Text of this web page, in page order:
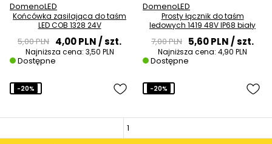
DomenoLED
Końcówka zasilająca do taśm
LED COB 1328 24V
5,00 PLN 4,00 PLN/ szt.
Najniższa cena: 3,50 PLN
Dostępne
DomenoLED
Prosty łącznik do taśm
ledowych 1419 48V IP68 biały
7,00 PLN 5,60 PLN/ szt.
Najniższa cena: 4,90 PLN
Dostępne
-20% -20%